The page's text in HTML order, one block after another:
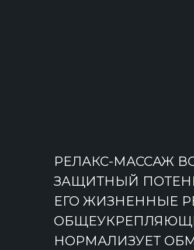
РЕЛАКС-МАССАЖ
ЗАЩИТНЫЙ
ЕГО ЖИЗНЕННЫЕ
НОРМАЛИЗУЕТ